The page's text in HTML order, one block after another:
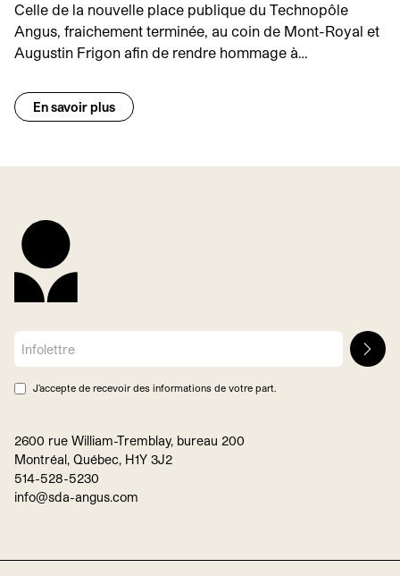
Celle de la nouvelle place publique du Technopôle
Angus, fraichement terminée, au coin de Mont-Royal et
Augustin Frigon afin de rendre hommage à…
En savoir plus
J’accepte de recevoir des informations de votre part.
2600 rue William-Tremblay, bureau 200
Montréal, Québec, H1Y 3J2
514-528-5230
info@sda-angus.com